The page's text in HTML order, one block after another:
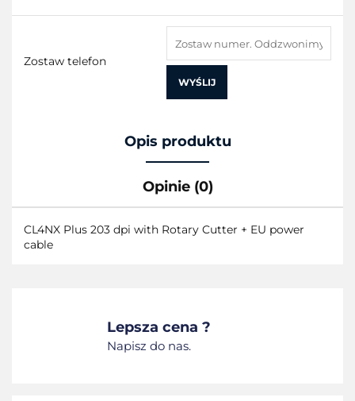
Zostaw telefon
WYŚLIJ
Opis produktu
Opinie (0)
CL4NX Plus 203 dpi with Rotary Cutter + EU power
cable
Lepsza cena ?
Napisz do nas.